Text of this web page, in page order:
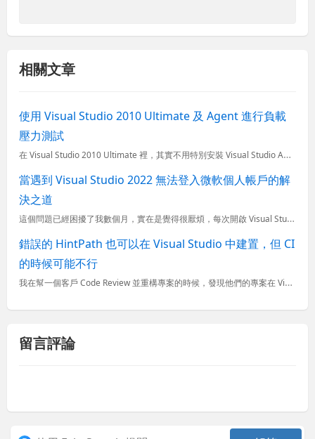
相關文章
使用 Visual Studio 2010 Ultimate 及 Agent 進行負載
壓力測試
在 Visual Studio 2010 Ultimate 裡，其實不用特別安裝 Visual Studio Agent 2010&#160; 就能進行負載壓力測試 (也只有 Visual Studi...
當遇到 Visual Studio 2022 無法登入微軟個人帳戶的解
決之道
這個問題已經困擾了我數個月，實在是覺得很厭煩，每次開啟 Visual Studio 2022 就會不斷的提醒我要不斷登入，然後還是登入不成功，上網找了非常多類似的問題，但沒有一個是有解決的。這篇文章我
錯誤的 HintPath 也可以在 Visual Studio 中建置，但 CI
的時候可能不行
我在幫一個客戶 Code Review 並重構專案的時候，發現他們的專案在 Visual Studio 2019 都可以順利的建置專案，但是透過 Azure Pipelines 使用 MSBuild
留言評論